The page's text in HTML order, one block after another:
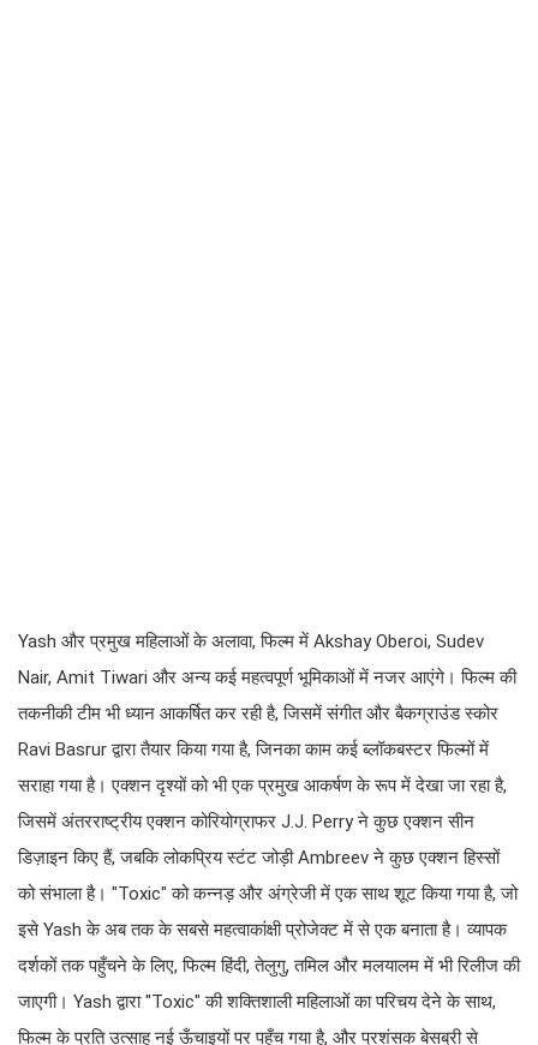
Yash और प्रमुख महिलाओं के अलावा, फिल्म में Akshay Oberoi, Sudev
Nair, Amit Tiwari और अन्य कई महत्वपूर्ण भूमिकाओं में नजर आएंगे। फिल्म की
तकनीकी टीम भी ध्यान आकर्षित कर रही है, जिसमें संगीत और बैकग्राउंड स्कोर
Ravi Basrur द्वारा तैयार किया गया है, जिनका काम कई ब्लॉकबस्टर फिल्मों में
सराहा गया है। एक्शन दृश्यों को भी एक प्रमुख आकर्षण के रूप में देखा जा रहा है,
जिसमें अंतरराष्ट्रीय एक्शन कोरियोग्राफर J.J. Perry ने कुछ एक्शन सीन
डिज़ाइन किए हैं, जबकि लोकप्रिय स्टंट जोड़ी Ambreev ने कुछ एक्शन हिस्सों
को संभाला है। "Toxic" को कन्नड़ और अंग्रेजी में एक साथ शूट किया गया है, जो
इसे Yash के अब तक के सबसे महत्वाकांक्षी प्रोजेक्ट में से एक बनाता है। व्यापक
दर्शकों तक पहुँचने के लिए, फिल्म हिंदी, तेलुगु, तमिल और मलयालम में भी रिलीज की
जाएगी। Yash द्वारा "Toxic" की शक्तिशाली महिलाओं का परिचय देने के साथ,
फिल्म के प्रति उत्साह नई ऊँचाइयों पर पहुँच गया है, और प्रशंसक बेसब्री से